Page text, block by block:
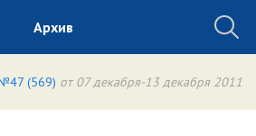
Архив
(569) от 07 декабря-13 декабря 2011